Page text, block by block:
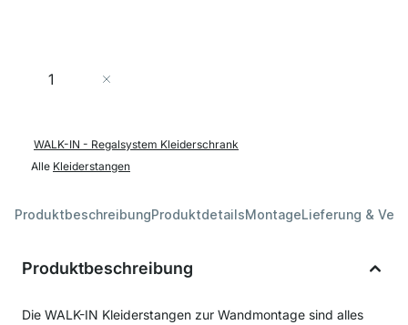
Menge
WALK-IN - Regalsystem Kleiderschrank
Alle Kleiderstangen
ProduktbeschreibungProduktdetailsMontageLieferung &
Produktbeschreibung
Die WALK-IN Kleiderstangen zur Wandmontage sind alles